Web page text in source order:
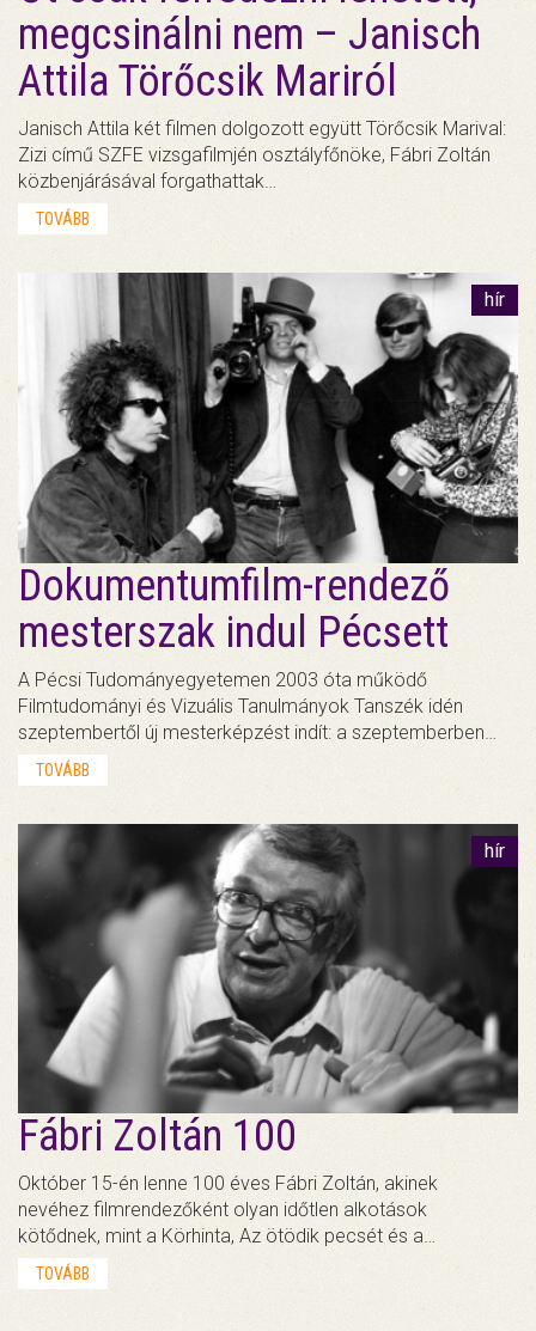
megcsinálni nem – Janisch
Attila Törőcsik Mariról
Janisch Attila két filmen dolgozott együtt Törőcsik Marival:
Zizi című SZFE vizsgafilmjén osztályfőnöke, Fábri Zoltán
közbenjárásával forgathattak…
TOVÁBB
hír
Dokumentumfilm-rendező
mesterszak indul Pécsett
A Pécsi Tudományegyetemen 2003 óta működő
Filmtudományi és Vizuális Tanulmányok Tanszék idén
szeptembertől új mesterképzést indít: a szeptemberben…
TOVÁBB
hír
Fábri Zoltán 100
Október 15-én lenne 100 éves Fábri Zoltán, akinek
nevéhez filmrendezőként olyan időtlen alkotások
kötődnek, mint a Körhinta, Az ötödik pecsét és a…
TOVÁBB